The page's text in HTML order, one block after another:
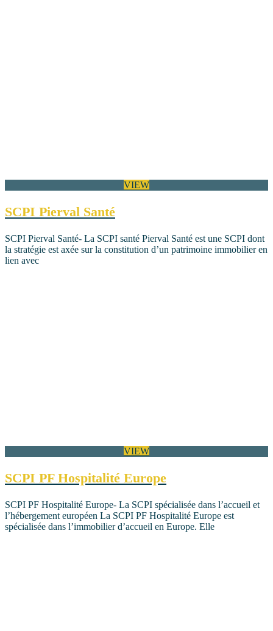
VIEW
SCPI Pierval Santé
SCPI Pierval Santé- La SCPI santé Pierval Santé est une SCPI dont
la stratégie est axée sur la constitution d’un patrimoine immobilier en
lien avec
VIEW
SCPI PF Hospitalité Europe
SCPI PF Hospitalité Europe- La SCPI spécialisée dans l’accueil et
l’hébergement européen La SCPI PF Hospitalité Europe est
spécialisée dans l’immobilier d’accueil en Europe. Elle